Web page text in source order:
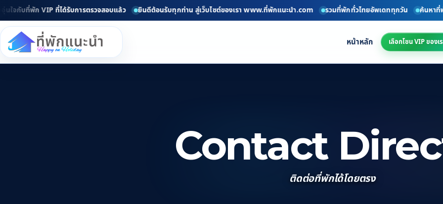
บที่พัก VIP ที่ได้รับการตรวจสอบแล้ว ยินดีต้อนรับทุกท่าน สู่เว็บไซต์ของเรา www.ที่พักแนะนำ.com รวมที่พักทั่วไทยอัพเดททุกวัน ค้นหาที่พักง่า
หน้าหลัก เลือกโซน VIP ของเ
Contact
ติดต่อที่พักได้โดยตรง